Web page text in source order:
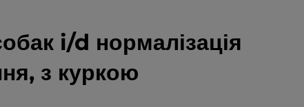
i/d нормалізація
з куркою